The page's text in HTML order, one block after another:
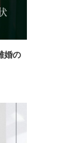
婚の